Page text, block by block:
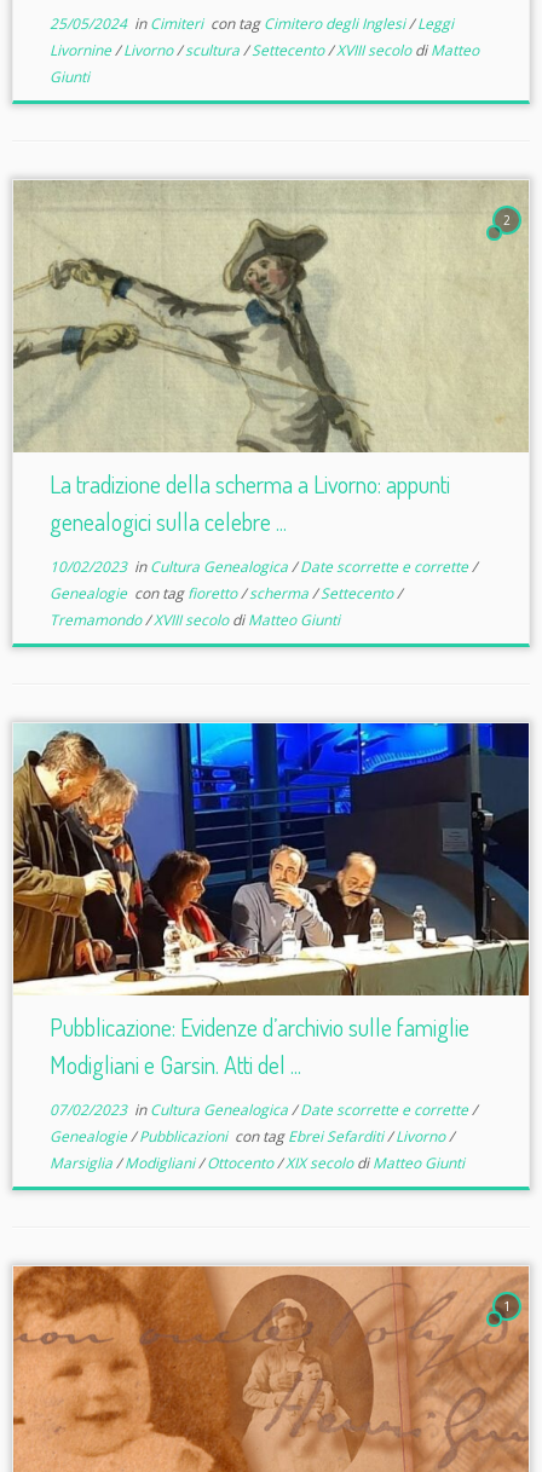
25/05/2024inCimiteri con tagCimitero degli Inglesi/Leggi
Livornine/Livorno/scultura/Settecento/XVIII secolodiMatteo
Giunti
2
La tradizione della scherma a Livorno: appunti
genealogici sulla celebre ...
10/02/2023inCultura Genealogica/Date scorrette e corrette/
Genealogie con tagfioretto/scherma/Settecento/
Tremamondo/XVIII secolodiMatteo Giunti
Pubblicazione: Evidenze d’archivio sulle famiglie
Modigliani e Garsin. Atti del ...
07/02/2023inCultura Genealogica/Date scorrette e corrette/
Genealogie/Pubblicazioni con tagEbrei Sefarditi/Livorno/
Marsiglia/Modigliani/Ottocento/XIX secolodiMatteo Giunti
1